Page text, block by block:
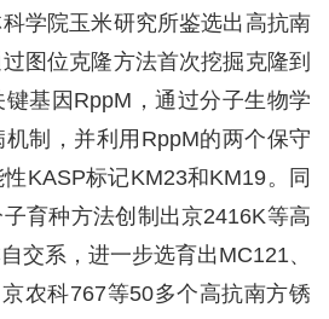
学院玉米研究所鉴选出高抗南
图位克隆方法首次挖掘克隆到
基因RppM，通过分子生物学
制，并利用RppM的两个保守
KASP标记KM23和KM19。同
育种方法创制出京2416K等高
交系，进一步选育出MC121、
农科767等50多个高抗南方锈